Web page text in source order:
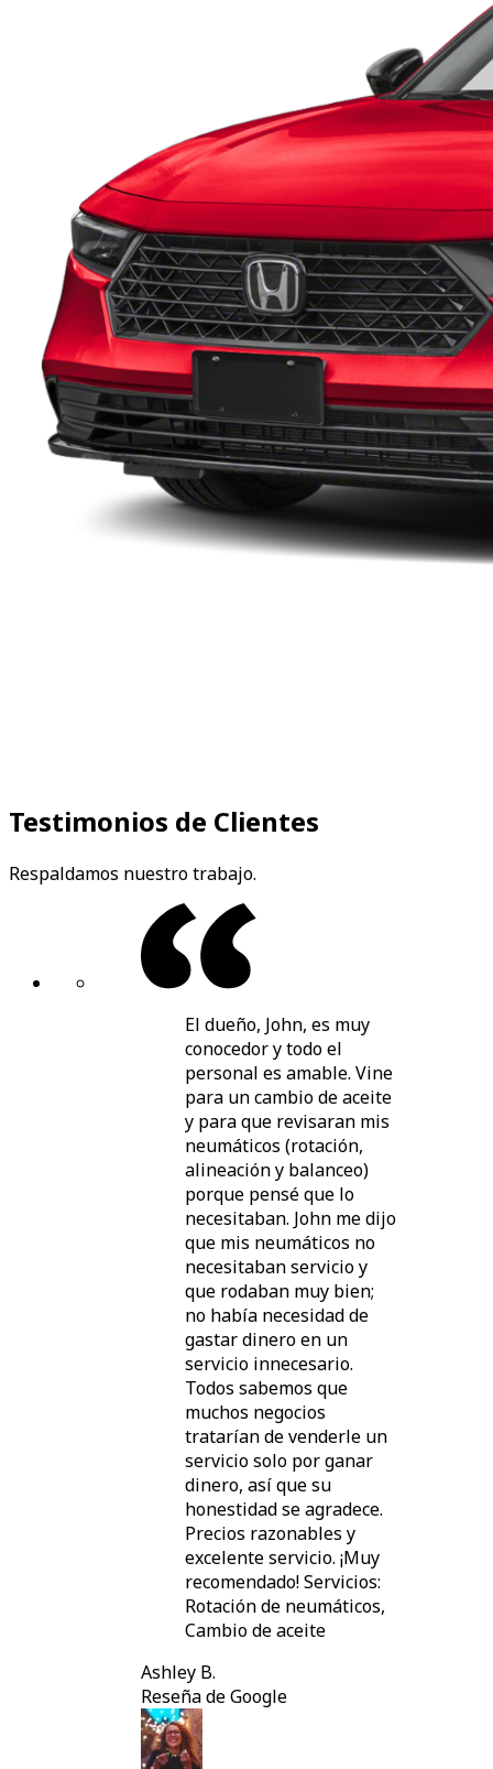
Testimonios de Clientes
Respaldamos nuestro trabajo.
El dueño, John, es muy
conocedor y todo el
personal es amable. Vine
para un cambio de aceite
y para que revisaran mis
neumáticos (rotación,
alineación y balanceo)
porque pensé que lo
necesitaban. John me dijo
que mis neumáticos no
necesitaban servicio y
que rodaban muy bien;
no había necesidad de
gastar dinero en un
servicio innecesario.
Todos sabemos que
muchos negocios
tratarían de venderle un
servicio solo por ganar
dinero, así que su
honestidad se agradece.
Precios razonables y
excelente servicio. ¡Muy
recomendado! Servicios:
Rotación de neumáticos,
Cambio de aceite
Ashley B.
Reseña de Google